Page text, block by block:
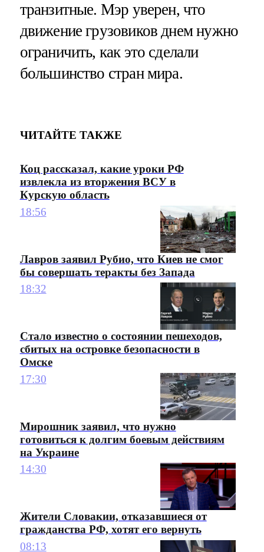
транзитные. Мэр уверен, что
движение грузовиков днем нужно
ограничить, как это сделали
большинство стран мира.
ЧИТАЙТЕ ТАКЖЕ
Коц рассказал, какие уроки РФ
извлекла из вторжения ВСУ в
Курскую область
18:56
Лавров заявил Рубио, что Киев не смог
бы совершать теракты без Запада
18:32
Стало известно о состоянии пешеходов,
сбитых на островке безопасности в
Омске
17:30
Мирошник заявил, что нужно
готовиться к долгим боевым действиям
на Украине
14:30
Жители Словакии, отказавшиеся от
гражданства РФ, хотят его вернуть
08:13